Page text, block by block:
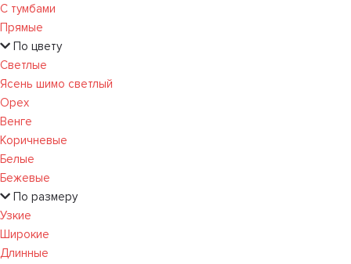
С тумбами
Прямые
По цвету
Светлые
Ясень шимо светлый
Орех
Венге
Коричневые
Белые
Бежевые
По размеру
Узкие
Широкие
Длинные